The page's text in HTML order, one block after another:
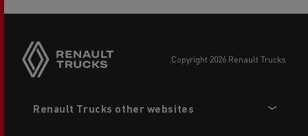
copyright 2026 Renault Trucks
menu
Renault Trucks other websites